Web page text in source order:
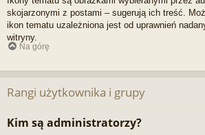
skojarzonymi z postami – sugerują ich treść.
ikon tematu uzależniona jest od uprawnień
witryny.
Na górę
Rangi użytkownika i grupy
Kim są administratorzy?